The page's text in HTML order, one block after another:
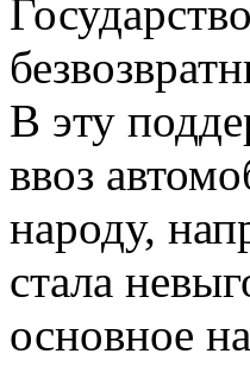
В эту
ввоз
народу,
стала
основное